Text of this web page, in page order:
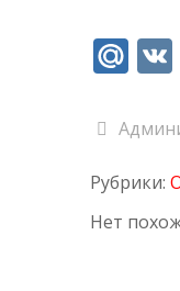
Рубрики:
Нет